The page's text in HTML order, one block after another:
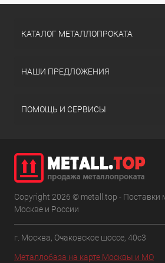
КАТАЛОГ МЕТАЛЛОПРОКАТА
НАШИ ПРЕДЛОЖЕНИЯ
ПОМОЩЬ И СЕРВИСЫ
Copyright 2026 © metall.top - Поставки
Москве и России
г. Москва, Очаковское шоссе, 40с3
Металлобаза на карте Москвы и МО